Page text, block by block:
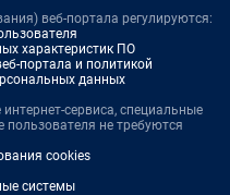
веб-портала регулируются:
характеристик ПО
портала и политикой
данных
сервиса, специальные
пользователя не требуются
cookies
системы